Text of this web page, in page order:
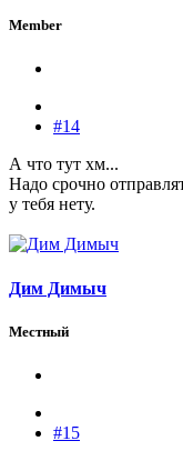
Member
#14
А что тут хм...
Надо срочно
у тебя нету.
Дим Димыч
Местный
#15